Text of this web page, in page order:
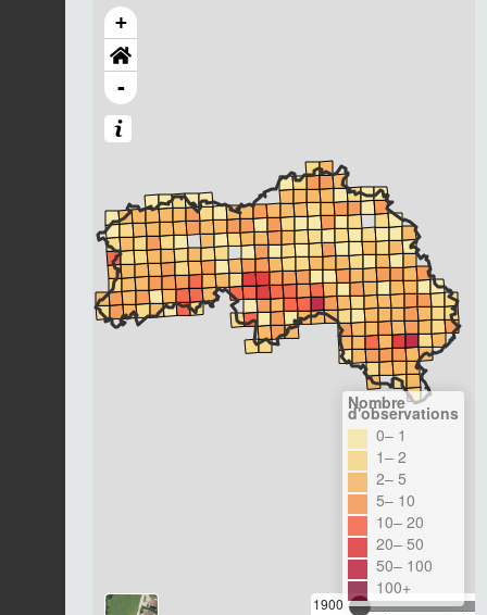
+
-
1900
Nombre
d'observations
0– 1
1– 2
2– 5
5– 10
10– 20
20– 50
50– 100
100+